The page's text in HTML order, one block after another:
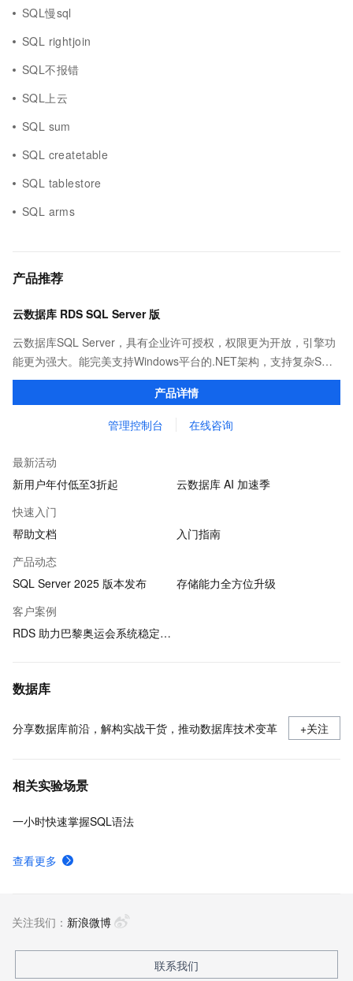
SQL慢sql
SQL rightjoin
SQL不报错
SQL上云
SQL sum
SQL createtable
SQL tablestore
SQL arms
产品推荐
云数据库 RDS SQL Server 版
云数据库SQL Server，具有企业许可授权，权限更为开放，引擎功
能更为强大。能完美支持Windows平台的.NET架构，支持复杂SQL
查询，性能优秀，并有强大的可视化管理工具，帮助您轻松管理数
产品详情
管理控制台 在线咨询
最新活动
新用户年付低至3折起
云数据库 AI 加速季
快速入门
帮助文档
入门指南
产品动态
SQL Server 2025 版本发布
存储能力全方位升级
客户案例
RDS 助力巴黎奥运会系统稳定运行
数据库
分享数据库前沿，解构实战干货，推动数据库技术变革 +关注
相关实验场景
一小时快速掌握SQL语法
查看更多
关注我们： 新浪微博
联系我们